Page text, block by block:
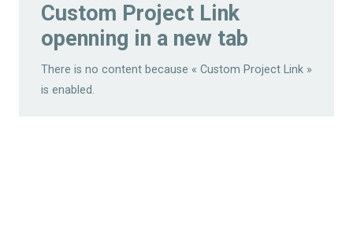
Custom Project Link
openning in a new tab
There is no content because « Custom Project Link »
is enabled.